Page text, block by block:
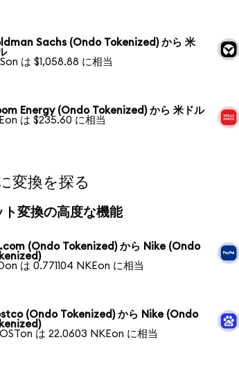
Sachs (Ondo Tokenized) から 米
は $1,058.88 に相当
Energy (Ondo Tokenized) から 米ドル
は $235.60 に相当
変換を探る
ト変換の高度な機能
(Ondo Tokenized) から Nike (Ondo
は 0.771104 NKEon に相当
(Ondo Tokenized) から Nike (Ondo
は 22.0603 NKEon に相当